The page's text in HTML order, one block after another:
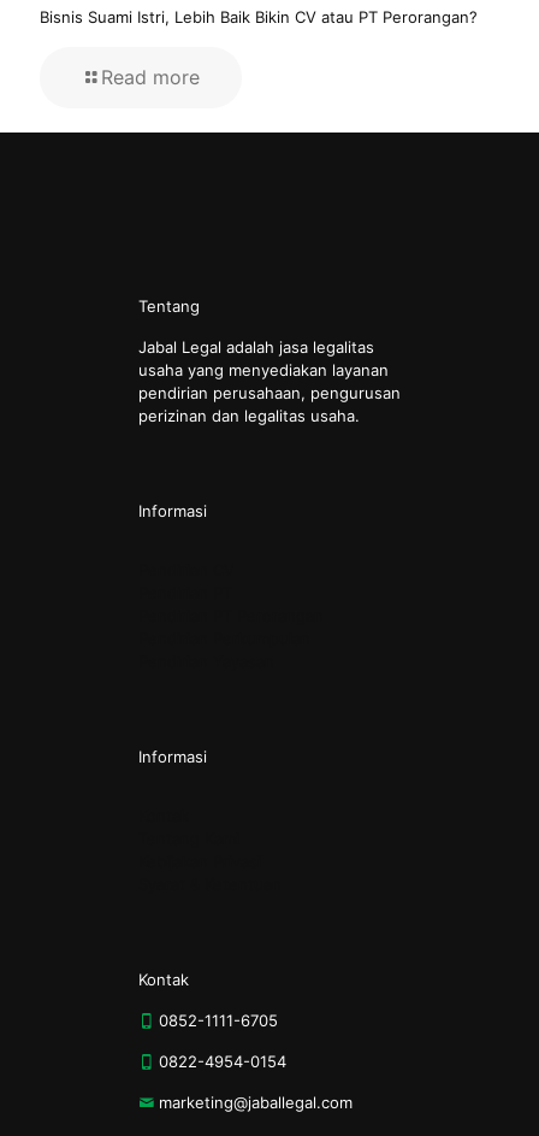
Bisnis Suami Istri, Lebih Baik Bikin CV atau PT Perorangan?
Read more
Tentang
Jabal Legal adalah jasa legalitas
usaha yang menyediakan layanan
pendirian perusahaan, pengurusan
perizinan dan legalitas usaha.
Informasi
Informasi
Kontak
0852-1111-6705
0822-4954-0154
marketing@jaballegal.com